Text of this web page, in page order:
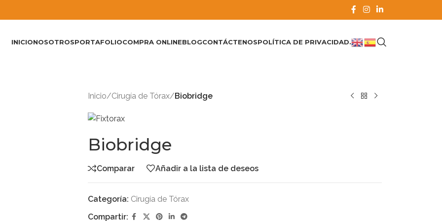
INICIONOSOTROSPORTAFOLIOCOMPRA ONLINEBLOGCONTÁCTENOSPOLÍTICA DE PRIVACIDAD.
Inicio/Cirugía de Tórax/Biobridge
Biobridge
Comparar Añadir a la lista de deseos
Categoría: Cirugía de Tórax
Compartir: